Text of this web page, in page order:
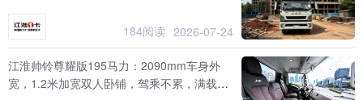
184阅读 2026-07-24
江淮帅铃尊耀版195马力：2090mm车身外
宽，1.2米加宽双人卧铺，驾乘不累，满载而